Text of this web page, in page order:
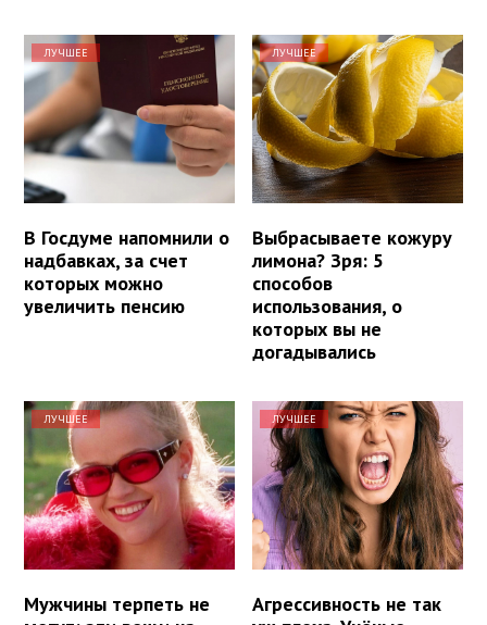
ЛУЧШЕЕ
В Госдуме напомнили о
надбавках, за счет
которых можно
увеличить пенсию
ЛУЧШЕЕ
Выбрасываете кожуру
лимона? Зря: 5
способов
использования, о
которых вы не
догадывались
ЛУЧШЕЕ
Мужчины терпеть не
ЛУЧШЕЕ
Агрессивность не так